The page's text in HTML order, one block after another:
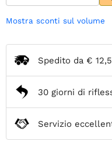
Mostra sconti sul volume
Spedito da €
30 giorni di
Servizio